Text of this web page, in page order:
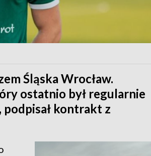
Śląska Wrocław.
ostatnio był regularnie
kontrakt z